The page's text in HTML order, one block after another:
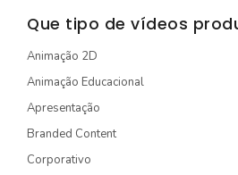
STORYTELLING
EDIÇÃO / CAPTAÇÃO
Que tipo de vídeos
Animação 2D
Animação Educacional
Apresentação
Branded Content
Corporativo